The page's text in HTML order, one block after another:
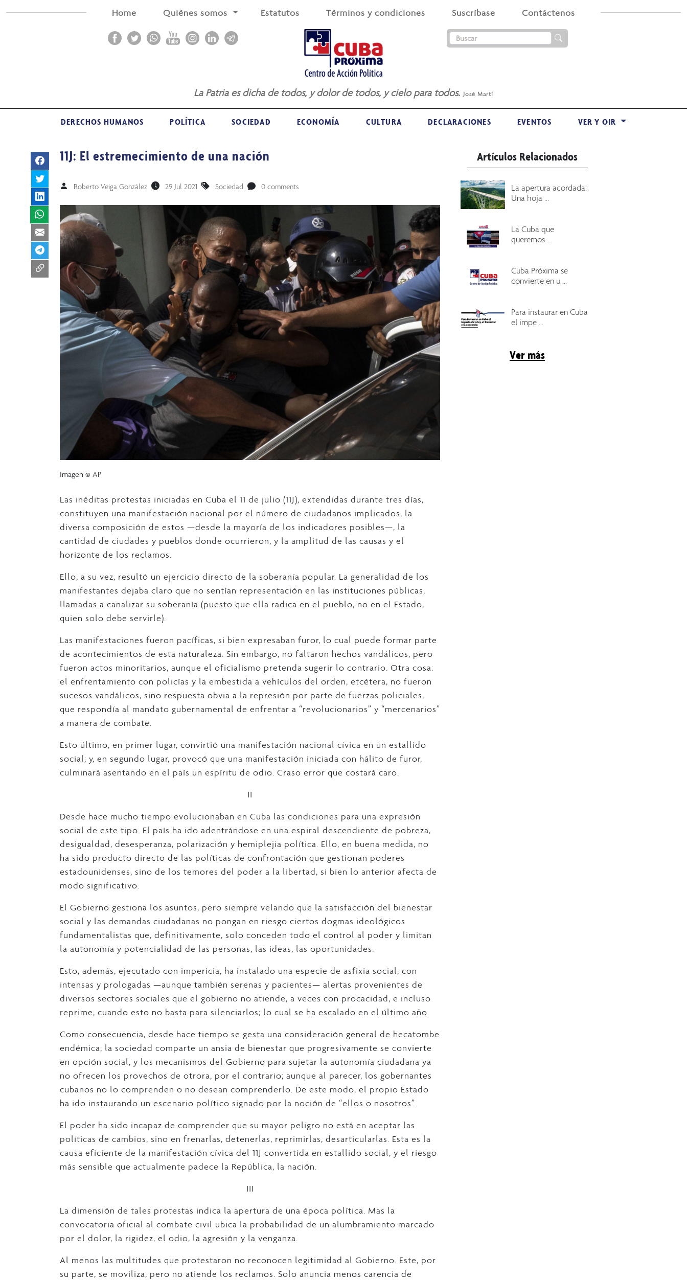
Home Quiénes somos Estatutos Términos y condiciones Suscríbase Contáctenos
La Patria es dicha de todos, y dolor de todos, y cielo para todos. José Martí
DERECHOS HUMANOS POLÍTICA SOCIEDAD ECONOMÍA CULTURA DECLARACIONES EVENTOS VER Y OIR
11J: El estremecimiento de una nación
Roberto Veiga González 29 Jul 2021 Sociedad 0 comments
Imagen © AP
Las inéditas protestas iniciadas en Cuba el 11 de julio (11J), extendidas durante tres días,
constituyen una manifestación nacional por el número de ciudadanos implicados, la
diversa composición de estos —desde la mayoría de los indicadores posibles—, la
cantidad de ciudades y pueblos donde ocurrieron, y la amplitud de las causas y el
horizonte de los reclamos.
Ello, a su vez, resultó un ejercicio directo de la soberanía popular. La generalidad de los
manifestantes dejaba claro que no sentían representación en las instituciones públicas,
llamadas a canalizar su soberanía (puesto que ella radica en el pueblo, no en el Estado,
quien solo debe servirle).
Las manifestaciones fueron pacíficas, si bien expresaban furor, lo cual puede formar parte
de acontecimientos de esta naturaleza. Sin embargo, no faltaron hechos vandálicos, pero
fueron actos minoritarios, aunque el oficialismo pretenda sugerir lo contrario. Otra cosa:
el enfrentamiento con policías y la embestida a vehículos del orden, etcétera, no fueron
sucesos vandálicos, sino respuesta obvia a la represión por parte de fuerzas policiales,
que respondía al mandato gubernamental de enfrentar a “revolucionarios” y “mercenarios”
a manera de combate.
Esto último, en primer lugar, convirtió una manifestación nacional cívica en un estallido
social; y, en segundo lugar, provocó que una manifestación iniciada con hálito de furor,
culminará asentando en el país un espíritu de odio. Craso error que costará caro.
II
Desde hace mucho tiempo evolucionaban en Cuba las condiciones para una expresión
social de este tipo. El país ha ido adentrándose en una espiral descendiente de pobreza,
desigualdad, desesperanza, polarización y hemiplejia política. Ello, en buena medida, no
ha sido producto directo de las políticas de confrontación que gestionan poderes
estadounidenses, sino de los temores del poder a la libertad, si bien lo anterior afecta de
modo significativo.
El Gobierno gestiona los asuntos, pero siempre velando que la satisfacción del bienestar
social y las demandas ciudadanas no pongan en riesgo ciertos dogmas ideológicos
fundamentalistas que, definitivamente, solo conceden todo el control al poder y limitan
la autonomía y potencialidad de las personas, las ideas, las oportunidades.
Esto, además, ejecutado con impericia, ha instalado una especie de asfixia social, con
intensas y prologadas —aunque también serenas y pacientes— alertas provenientes de
diversos sectores sociales que el gobierno no atiende, a veces con procacidad, e incluso
reprime, cuando esto no basta para silenciarlos; lo cual se ha escalado en el último año.
Como consecuencia, desde hace tiempo se gesta una consideración general de hecatombe
endémica; la sociedad comparte un ansia de bienestar que progresivamente se convierte
en opción social, y los mecanismos del Gobierno para sujetar la autonomía ciudadana ya
no ofrecen los provechos de otrora, por el contrario; aunque al parecer, los gobernantes
cubanos no lo comprenden o no desean comprenderlo. De este modo, el propio Estado
ha ido instaurando un escenario político signado por la noción de “ellos o nosotros”.
El poder ha sido incapaz de comprender que su mayor peligro no está en aceptar las
políticas de cambios, sino en frenarlas, detenerlas, reprimirlas, desarticularlas. Esta es la
causa eficiente de la manifestación cívica del 11J convertida en estallido social, y el riesgo
más sensible que actualmente padece la República, la nación.
III
La dimensión de tales protestas indica la apertura de una época política. Mas la
convocatoria oficial al combate civil ubica la probabilidad de un alumbramiento marcado
por el dolor, la rigidez, el odio, la agresión y la venganza.
Al menos las multitudes que protestaron no reconocen legitimidad al Gobierno. Este, por
su parte, se moviliza, pero no atiende los reclamos. Solo anuncia menos carencia de
Artículos Relacionados
La apertura acordada:
Una hoja ...
La Cuba que
queremos ...
Cuba Próxima se
convierte en u ...
Para instaurar en Cuba
el impe ...
Ver más